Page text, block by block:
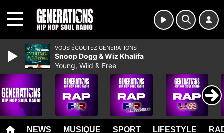
NEWS MUSIQUE SPORT LIFESTYLE
VOUS ÉCOUTEZ GENERATIONS
Snoop Dogg & Wiz Khalifa
Young, Wild & Free